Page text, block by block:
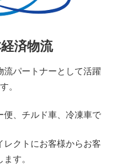
済物流
パートナーとして活躍
。
便、チルド車、冷凍車で
クトにお客様からお客
す。